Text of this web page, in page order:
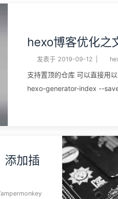
址
到下面两个
电脑运行
hexo博客优化之
发表于 2019-09-12
支持置顶的仓库 可以直接用
hexo-generator-index --
件，定位到 1<div
123456{% if post.top %} <i class="fa fa-thumb-tack"></i>
<font color=7D26CD>置顶</font> <span
添加插